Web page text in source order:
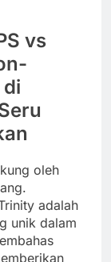
vs
oleh
adalah
unik dalam